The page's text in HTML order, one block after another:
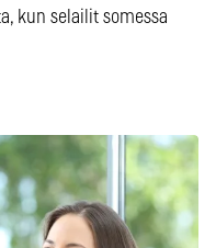
kun selailit somessa